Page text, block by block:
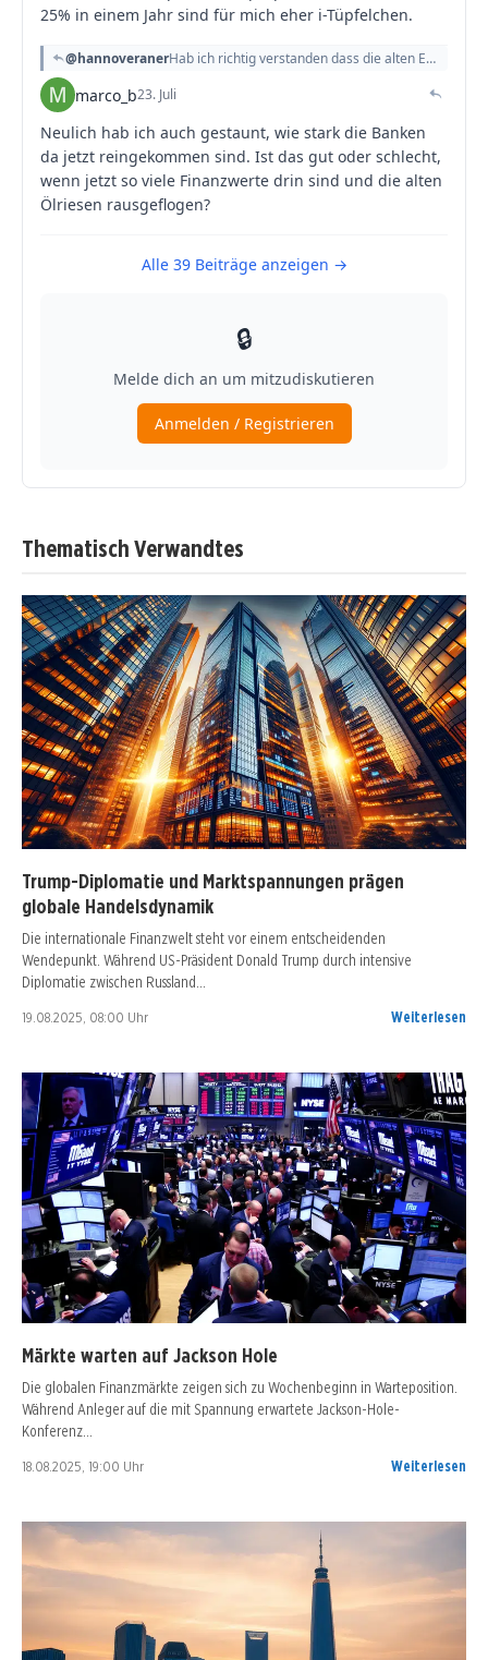
Thematisch Verwandtes
Trump-Diplomatie und Marktspannungen prägen
globale Handelsdynamik
Die internationale Finanzwelt steht vor einem entscheidenden
Wendepunkt. Während US-Präsident Donald Trump durch intensive
Diplomatie zwischen Russland…
19.08.2025, 08:00 Uhr Weiterlesen
Märkte warten auf Jackson Hole
Die globalen Finanzmärkte zeigen sich zu Wochenbeginn in Warteposition.
Während Anleger auf die mit Spannung erwartete Jackson-Hole-
Konferenz…
18.08.2025, 19:00 Uhr Weiterlesen